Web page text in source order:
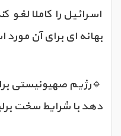
اسرائیل را کاملا لغو
بهانه ای برای آن مورد
🔹رژیم صهیونیستی
دهد با شرایط سخت